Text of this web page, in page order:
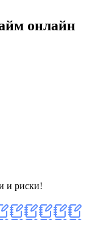
онлайн
и риски!